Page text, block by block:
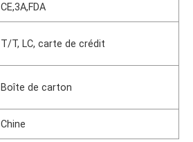
CE,3A,FDA
T/T, LC, carte de crédit
Boîte de carton
Chine